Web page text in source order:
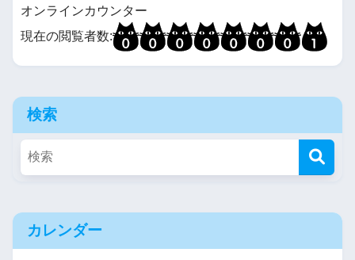
オンラインカウンター
現在の閲覧者数:
検索
カレンダー